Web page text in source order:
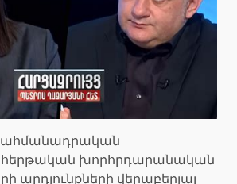
խորհրդարանական
արդյունքների վերաբերյալ